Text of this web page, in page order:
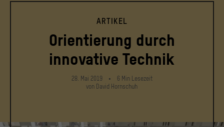
ARTIKEL
Orientierung durch
innovative Technik
28. Mai 2019 6 Min Lesezeit
von David Hornschuh